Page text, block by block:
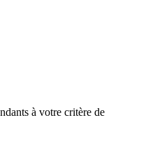
à votre critère de